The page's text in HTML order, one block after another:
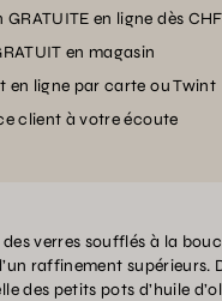
GRATUITE en ligne dès
en magasin
en ligne par carte ou Twint
client à votre écoute
des verres soufflés à la
raffinement supérieurs.
des petits pots d’huile